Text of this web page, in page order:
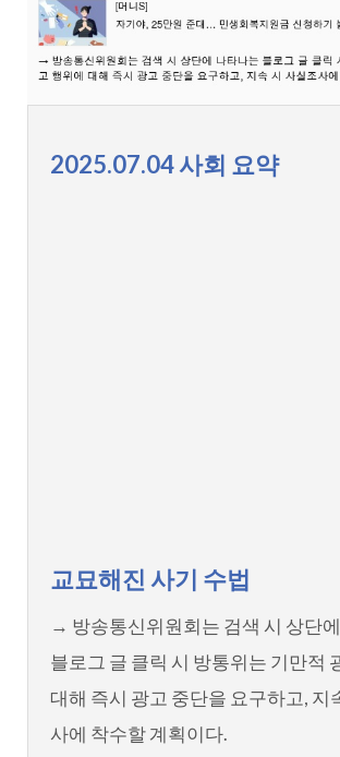
2025.07.04 사회 요약
교묘해진 사기 수법
→ 방송통신위원회는 검색 시 상단
블로그 글 클릭 시 방통위는 기만적
대해 즉시 광고 중단을 요구하고, 지
사에 착수할 계획이다.